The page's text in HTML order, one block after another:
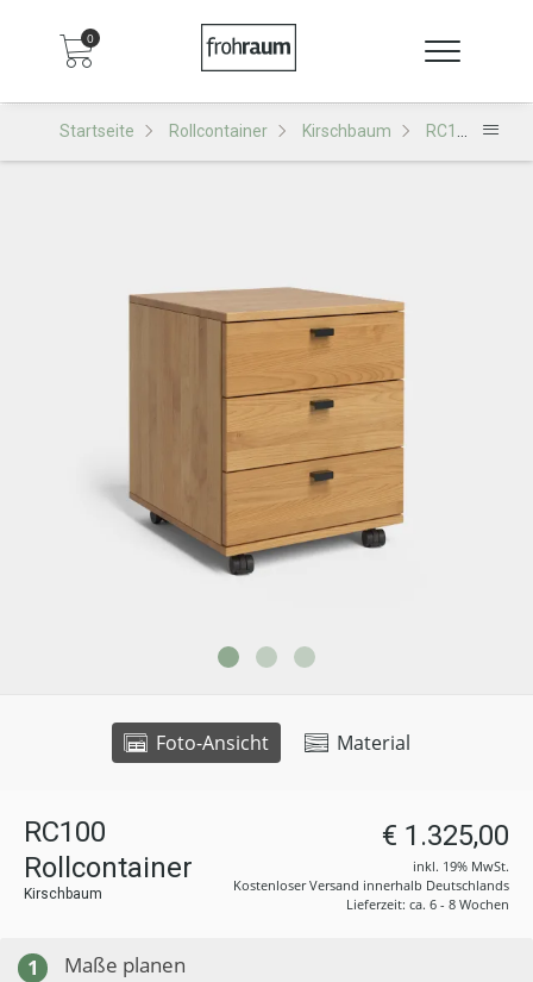
0
Startseite Rollcontainer Kirschbaum RC100 Rollcontainer
Foto-Ansicht Material
RC100
Rollcontainer
Kirschbaum
€ 1.325,00
inkl. 19% MwSt.
Kostenloser Versand innerhalb Deutschlands
Lieferzeit: ca. 6 - 8 Wochen
1 Maße planen